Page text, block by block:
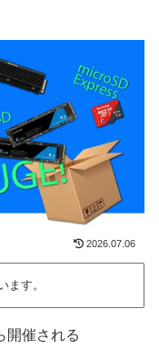
2026.07.06
ます。
開催される